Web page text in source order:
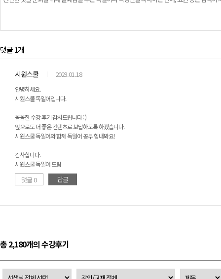
댓글 1개
시원스쿨 2023.01.18
안녕하세요.
시원스쿨 독일어입니다.
꼼꼼한 수강 후기 감사드립니다 : )
앞으로도 더 좋은 컨텐츠로 보답하도록 하겠습니다.
시원스쿨 독일어와 함께 독일어 공부 힘내봐요!
감사합니다.
시원스쿨 독일어 드림
댓글 0 답글
총 2,180개의 수강후기